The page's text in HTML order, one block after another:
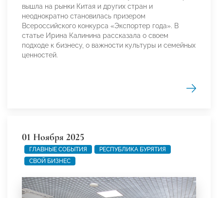
вышла на рынки Китая и других стран и
неоднократно становилась призером
Всероссийского конкурса «Экспортер года». В
статье Ирина Калинина рассказала о своем
подходе к бизнесу, о важности культуры и семейных
ценностей.
01 Ноября 2025
ГЛАВНЫЕ СОБЫТИЯ
РЕСПУБЛИКА БУРЯТИЯ
СВОЙ БИЗНЕС